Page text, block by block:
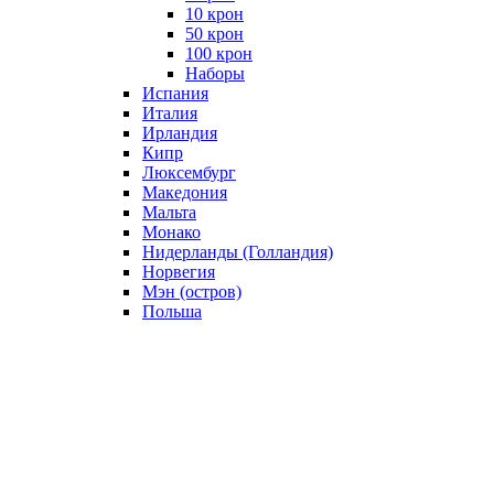
10 крон
50 крон
100 крон
Наборы
Испания
Италия
Ирландия
Кипр
Люксембург
Македония
Мальта
Монако
Нидерланды (Голландия)
Норвегия
Мэн (остров)
Польша